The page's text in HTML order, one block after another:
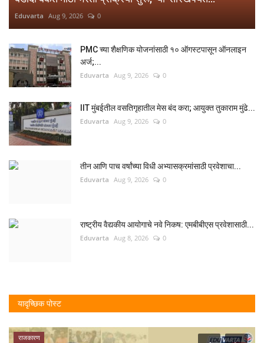
Eduvarta Aug 9, 2026 0
PMC च्या शैक्षणिक योजनांसाठी १० ऑगस्टपासून ऑनलाइन
अर्ज;...
Eduvarta Aug 9, 2026 0
IIT मुंबईतील वसतिगृहातील मेस बंद करा; आयुक्त तुकाराम मुंढे...
Eduvarta Aug 9, 2026 0
तीन आणि पाच वर्षांच्या विधी अभ्यासक्रमांसाठी प्रवेशाचा...
Eduvarta Aug 9, 2026 0
राष्ट्रीय वैद्यकीय आयोगाचे नवे निकष: एमबीबीएस प्रवेशासाठी...
Eduvarta Aug 8, 2026 0
यादृच्छिक पोस्ट
राजकारण